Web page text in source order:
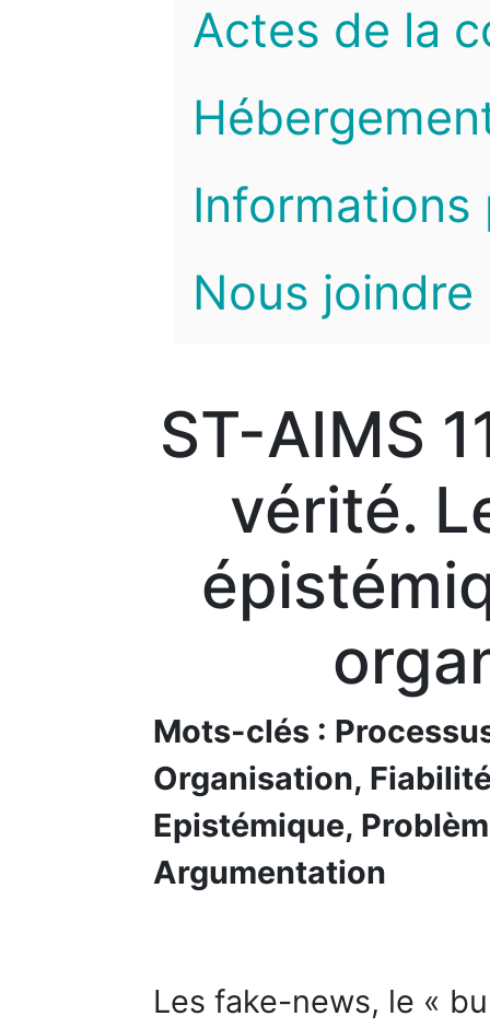
Actes de la
Informations
Nous joindre
ST-AIMS
vérité.
Mots-clés :
Organisation,
Epistémique,
Argumentation
Les fake-news, le «